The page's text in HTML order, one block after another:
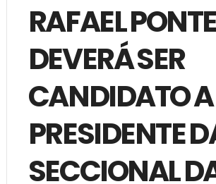
RAFAEL PONTE
DEVERÁ SER
CANDIDATO A
PRESIDENTE
SECCIONAL